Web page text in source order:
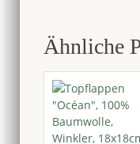
Ähnliche